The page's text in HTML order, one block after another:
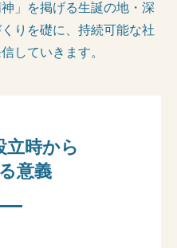
」を掲げる生誕の地・深
りを礎に、持続可能な社
していきます。
立時から
意義